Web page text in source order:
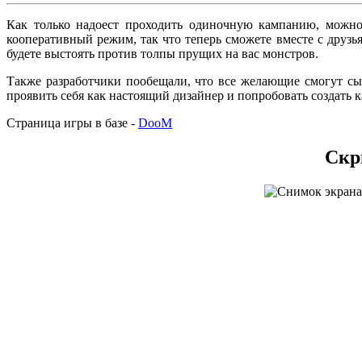
Как только надоест проходить одиночную кампанию,
кооперативный режим, так что теперь сможете вместе с
будете выстоять против толпы прущих на вас монстров.
Также разработчики пообещали, что все желающие смогут
проявить себя как настоящий дизайнер и попробовать
Страница игры в базе - DooM